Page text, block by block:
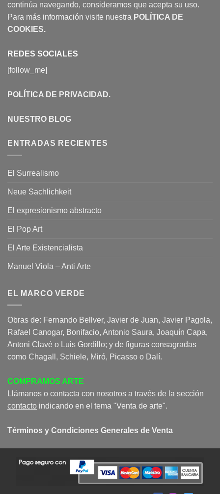
continúa navegando, consideramos que acepta su uso.
Para más información visite nuestra POLÍTICA DE
COOKIES.
REDES SOCIALES
[follow_me]
POLÍTICA DE PRIVACIDAD.
NUESTRO BLOG
ENTRADAS RECIENTES
El Surrealismo
Neue Sachlichkeit
El expresionismo abstracto
El Pop Art
El Arte Existencialista
Manuel Viola – Anti Arte
EL MARCO VERDE
Obras de: Fernando Bellver, Javier de Juan, Javier Pagola,
Rafael Canogar, Bonifacio, Antonio Saura, Joaquín Capa,
Antoni Clavé o Luis Gordillo; y de figuras consagradas
como Chagall, Schiele, Miró, Picasso o Dalí.
COMPRAMOS ARTE
Llámanos o contacta con nosotros a través de la sección
contacto indicando en el tema "Venta de arte".
Términos y Condiciones Generales de Venta